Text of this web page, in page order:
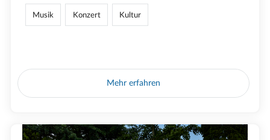
Musik Konzert Kultur
Mehr erfahren